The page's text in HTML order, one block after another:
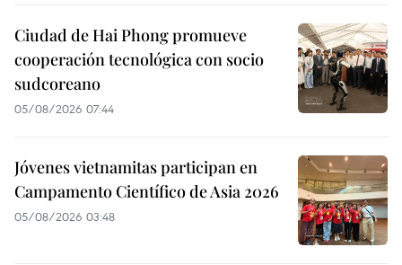
Ciudad de Hai Phong promueve
cooperación tecnológica con socio
sudcoreano
05/08/2026 07:44
Jóvenes vietnamitas participan en
Campamento Científico de Asia 2026
05/08/2026 03:48